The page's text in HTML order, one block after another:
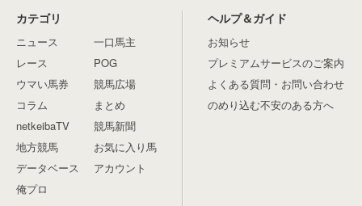
カテゴリ
ニュース
レース
ウマい馬券
コラム
netkeibaTV
地方競馬
データベース
俺プロ
一口馬主
POG
競馬広場
まとめ
競馬新聞
お気に入り馬
アカウント
ヘルプ＆ガイド
お知らせ
プレミアムサービスのご案内
よくある質問・お問い合わせ
のめり込む不安のある方へ